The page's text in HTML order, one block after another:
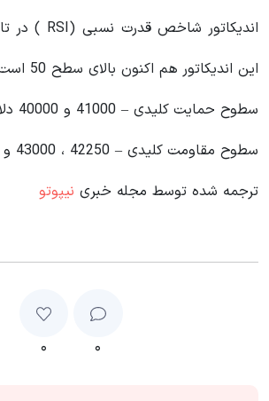
این اندیکاتور هم اکنون بالای سطح 50 است.
سطوح حمایت کلیدی – 41000 و 40000 دلار
سطوح مقاومت کلیدی – 42250 ، 43000 و 44750 دلار
ترجمه شده توسط مجله خبری نیپوتو
۰ ۰